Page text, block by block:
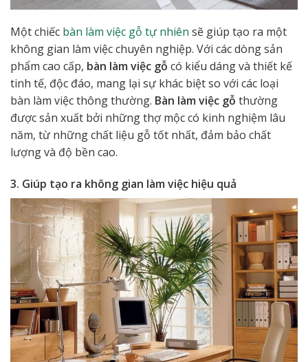
Một chiếc bàn làm việc gỗ tự nhiên sẽ giúp tạo ra một
không gian làm việc chuyên nghiệp. Với các dòng sản
phẩm cao cấp, bàn làm việc gỗ có kiểu dáng và thiết kế
tinh tế, độc đáo, mang lại sự khác biệt so với các loại
bàn làm việc thông thường. Bàn làm việc gỗ thường
được sản xuất bởi những thợ mộc có kinh nghiệm lâu
năm, từ những chất liệu gỗ tốt nhất, đảm bảo chất
lượng và độ bền cao.
3. Giúp tạo ra không gian làm việc hiệu quả